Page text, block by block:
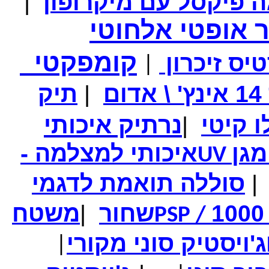
₪139.00 המחיר שלך
₪144.00 המחיר כולל משלוח :
אופטי אלחוטי
קומפקטי
זיכרון
| תיק
|נרתיק איכותי
UVאיכותי למצלמה -
| סוללה תואמת לדגמי
PSP /שחור |משטח
ג'ויסטיק סוני מקורי